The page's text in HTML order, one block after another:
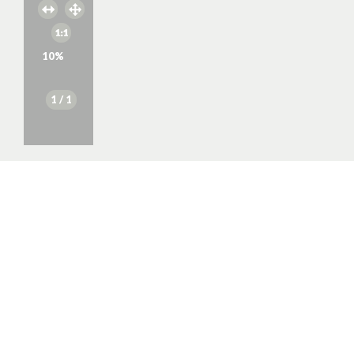
10%
1 / 1